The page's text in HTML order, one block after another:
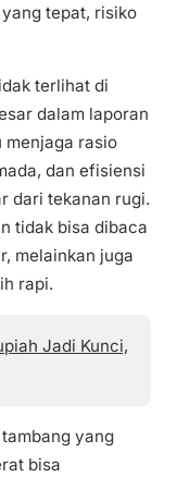
tepat, risiko
terlihat di
dalam laporan
menjaga rasio
dan efisiensi
dari tekanan rugi.
tidak bisa dibaca
melainkan juga
rapi.
Jadi Kunci,
yang
bisa